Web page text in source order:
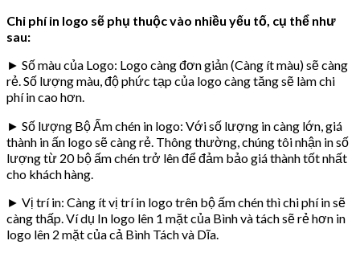
Chi phí in logo sẽ phụ thuộc vào nhiều yếu tố, cụ thể như
sau:
► Số màu của Logo: Logo càng đơn giản (Càng ít màu) sẽ càng
rẻ. Số lượng màu, độ phức tạp của logo càng tăng sẽ làm chi
phí in cao hơn.
► Số lượng Bộ Ấm chén in logo: Với số lượng in càng lớn, giá
thành in ấn logo sẽ càng rẻ. Thông thường, chúng tôi nhận in số
lượng từ 20 bộ ấm chén trở lên để đảm bảo giá thành tốt nhất
cho khách hàng.
► Vị trí in: Càng ít vị trí in logo trên bộ ấm chén thì chi phí in sẽ
càng thấp. Ví dụ In logo lên 1 mặt của Bình và tách sẽ rẻ hơn in
logo lên 2 mặt của cả Bình Tách và Dĩa.